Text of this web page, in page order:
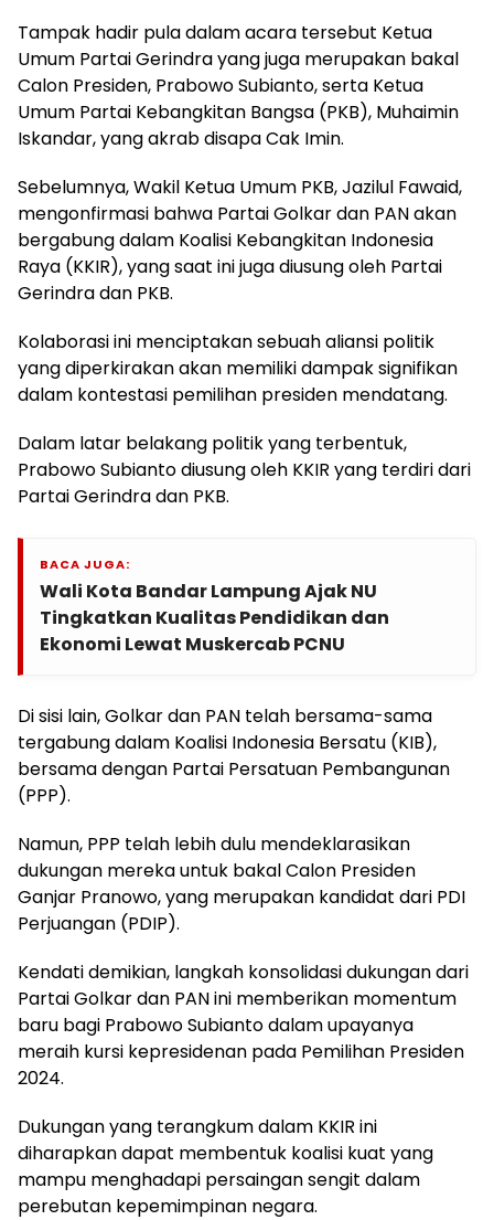
Tampak hadir pula dalam acara tersebut Ketua
Umum Partai Gerindra yang juga merupakan bakal
Calon Presiden, Prabowo Subianto, serta Ketua
Umum Partai Kebangkitan Bangsa (PKB), Muhaimin
Iskandar, yang akrab disapa Cak Imin.
Sebelumnya, Wakil Ketua Umum PKB, Jazilul Fawaid,
mengonfirmasi bahwa Partai Golkar dan PAN akan
bergabung dalam Koalisi Kebangkitan Indonesia
Raya (KKIR), yang saat ini juga diusung oleh Partai
Gerindra dan PKB.
Kolaborasi ini menciptakan sebuah aliansi politik
yang diperkirakan akan memiliki dampak signifikan
dalam kontestasi pemilihan presiden mendatang.
Dalam latar belakang politik yang terbentuk,
Prabowo Subianto diusung oleh KKIR yang terdiri dari
Partai Gerindra dan PKB.
BACA JUGA:
Wali Kota Bandar Lampung Ajak NU
Tingkatkan Kualitas Pendidikan dan
Ekonomi Lewat Muskercab PCNU
Di sisi lain, Golkar dan PAN telah bersama-sama
tergabung dalam Koalisi Indonesia Bersatu (KIB),
bersama dengan Partai Persatuan Pembangunan
(PPP).
Namun, PPP telah lebih dulu mendeklarasikan
dukungan mereka untuk bakal Calon Presiden
Ganjar Pranowo, yang merupakan kandidat dari PDI
Perjuangan (PDIP).
Kendati demikian, langkah konsolidasi dukungan dari
Partai Golkar dan PAN ini memberikan momentum
baru bagi Prabowo Subianto dalam upayanya
meraih kursi kepresidenan pada Pemilihan Presiden
2024.
Dukungan yang terangkum dalam KKIR ini
diharapkan dapat membentuk koalisi kuat yang
mampu menghadapi persaingan sengit dalam
perebutan kepemimpinan negara.